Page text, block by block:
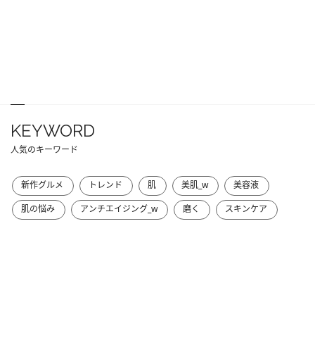
KEYWORD
人気のキーワード
新作グルメ トレンド 肌 美肌_w
美容液
肌の悩み
アンチエイジング_w 磨く スキンケア